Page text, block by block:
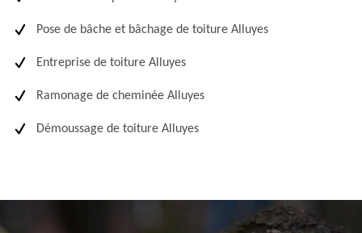
Pose de bâche et bâchage de toiture Alluyes
Entreprise de toiture Alluyes
Ramonage de cheminée Alluyes
Démoussage de toiture Alluyes